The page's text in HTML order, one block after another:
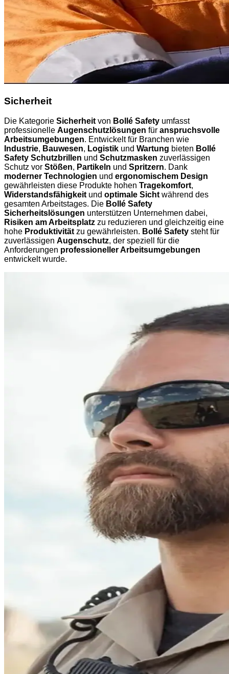
Sicherheit
Die Kategorie Sicherheit von Bollé Safety umfasst
professionelle Augenschutzlösungen für anspruchsvolle
Arbeitsumgebungen. Entwickelt für Branchen wie
Industrie, Bauwesen, Logistik und Wartung bieten Bollé
Safety Schutzbrillen und Schutzmasken zuverlässigen
Schutz vor Stößen, Partikeln und Spritzern. Dank
moderner Technologien und ergonomischem Design
gewährleisten diese Produkte hohen Tragekomfort,
Widerstandsfähigkeit und optimale Sicht während des
gesamten Arbeitstages. Die Bollé Safety
Sicherheitslösungen unterstützen Unternehmen dabei,
Risiken am Arbeitsplatz zu reduzieren und gleichzeitig eine
hohe Produktivität zu gewährleisten. Bollé Safety steht für
zuverlässigen Augenschutz, der speziell für die
Anforderungen professioneller Arbeitsumgebungen
entwickelt wurde.